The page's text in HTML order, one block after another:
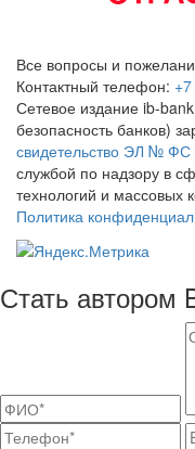
Все вопросы и
Контактный телефон:
Сетевое издание ib-
безопасность банков)
свидетельство ЭЛ № ФС
службой по надзору в
технологий и массовых
Политика
Стать автором